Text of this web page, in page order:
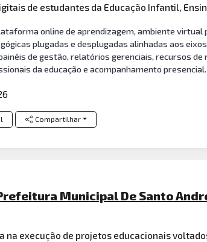
de estudantes da Educação Infantil,
online de aprendizagem, ambiente
plugadas e desplugadas alinhadas aos
de gestão, relatórios gerenciais, recursos
da educação e acompanhamento presencial.
Compartilhar
Municipal De Santo
na execução de projetos educacionais